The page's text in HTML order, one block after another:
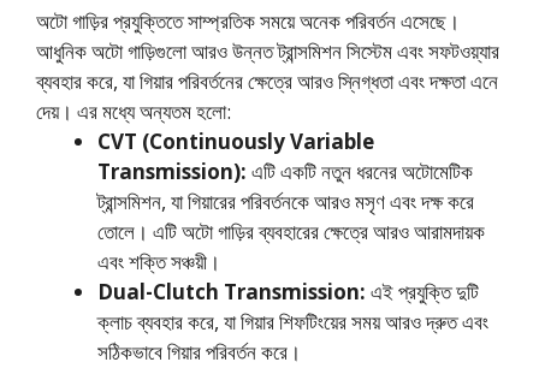
অটো গাড়ির প্রযুক্তিতে সাম্প্রতিক সময়ে অনেক পরিবর্তন এসেছে।
আধুনিক অটো গাড়িগুলো আরও উন্নত ট্রান্সমিশন সিস্টেম এবং সফটওয়্যার
ব্যবহার করে, যা গিয়ার পরিবর্তনের ক্ষেত্রে আরও স্নিগ্ধতা এবং দক্ষতা এনে
দেয়। এর মধ্যে অন্যতম হলো:
CVT (Continuously Variable
Transmission): এটি একটি নতুন ধরনের অটোমেটিক
ট্রান্সমিশন, যা গিয়ারের পরিবর্তনকে আরও মসৃণ এবং দক্ষ করে
তোলে। এটি অটো গাড়ির ব্যবহারের ক্ষেত্রে আরও আরামদায়ক
এবং শক্তি সঞ্চয়ী।
Dual-Clutch Transmission: এই প্রযুক্তি দুটি
ক্লাচ ব্যবহার করে, যা গিয়ার শিফটিংয়ের সময় আরও দ্রুত এবং
সঠিকভাবে গিয়ার পরিবর্তন করে।